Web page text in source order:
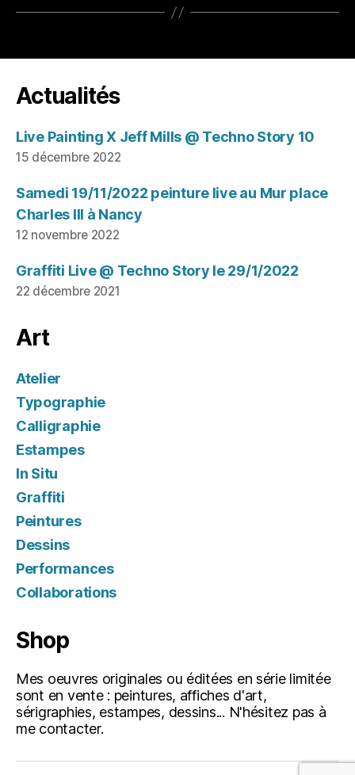
Actualités
Live Painting X Jeff Mills @ Techno Story 10
15 décembre 2022
Samedi 19/11/2022 peinture live au Mur place
Charles III à Nancy
12 novembre 2022
Graffiti Live @ Techno Story le 29/1/2022
22 décembre 2021
Art
Atelier
Typographie
Calligraphie
Estampes
In Situ
Graffiti
Peintures
Dessins
Performances
Collaborations
Shop
Mes oeuvres originales ou éditées en série limitée
sont en vente : peintures, affiches d'art,
sérigraphies, estampes, dessins... N'hésitez pas à
me contacter.